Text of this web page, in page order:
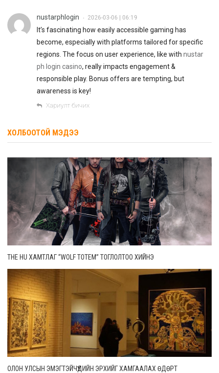
nustarphlogin • 2026-03-06 | 06:19
It’s fascinating how easily accessible gaming has
become, especially with platforms tailored for specific
regions. The focus on user experience, like with nustar
ph login casino, really impacts engagement &
responsible play. Bonus offers are tempting, but
awareness is key!
Хариулт бичих
ХОЛБООТОЙ МЭДЭЭ
THE HU ХАМТЛАГ “WOLF TOTEM” ТОГЛОЛТОО ХИЙНЭ
ОЛОН УЛСЫН ЭМЭГТЭЙЧҮҮДИЙН ЭРХИЙГ ХАМГААЛАХ ӨДӨРТ